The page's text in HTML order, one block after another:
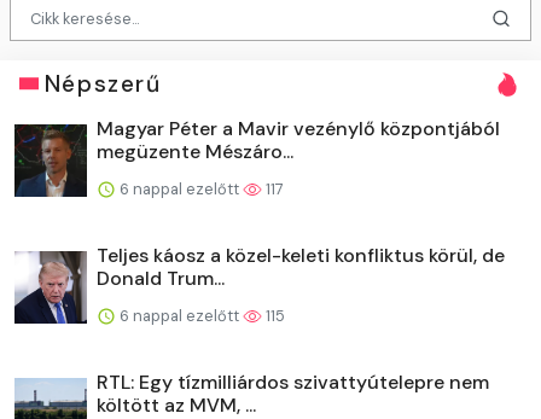
Népszerű
Magyar Péter a Mavir vezénylő központjából
megüzente Mészáro...
6 nappal ezelőtt 117
Teljes káosz a közel-keleti konfliktus körül, de
Donald Trum...
6 nappal ezelőtt 115
RTL: Egy tízmilliárdos szivattyútelepre nem
költött az MVM, ...